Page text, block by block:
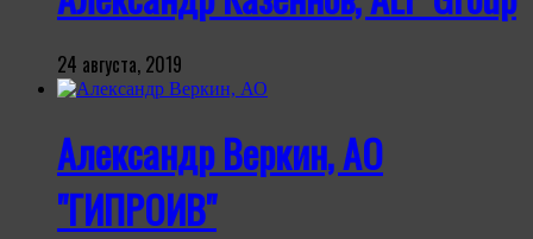
24 августа, 2019
Александр Веркин, АО
"ГИПРОИВ"